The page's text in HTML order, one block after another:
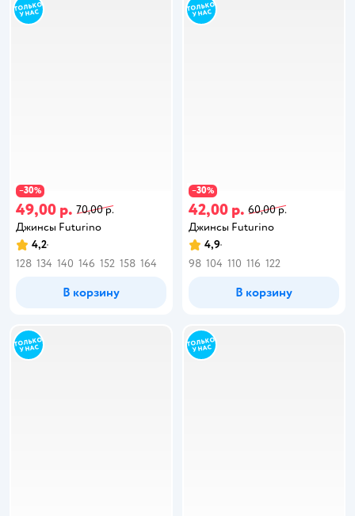
−30%
49,00 р. 70,00 р.
Джинсы Futurino
4,2
128 134 140 146 152 158 164
В корзину
−30%
42,00 р. 60,00 р.
Джинсы Futurino
4,9
98 104 110 116 122
В корзину